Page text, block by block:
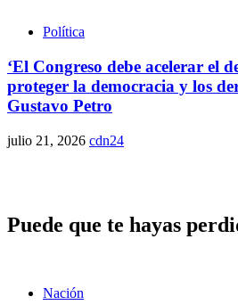
Política
‘El Congreso debe acelerar el
proteger la democracia y los
Gustavo Petro
julio 21, 2026 cdn24
Puede que te hayas
Nación